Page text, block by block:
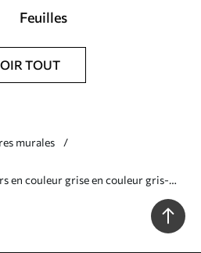
Feuilles
TOUT
murales
en couleur grise en couleur gris-